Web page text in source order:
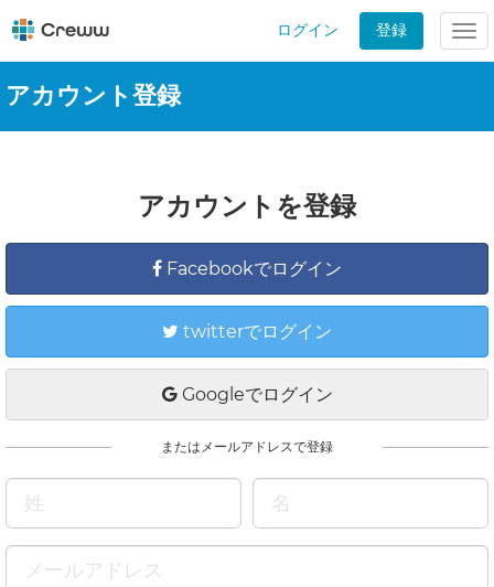
ログイン 登録
アカウント登録
アカウントを登録
Facebookでログイン
twitterでログイン
Googleでログイン
またはメールアドレスで登録